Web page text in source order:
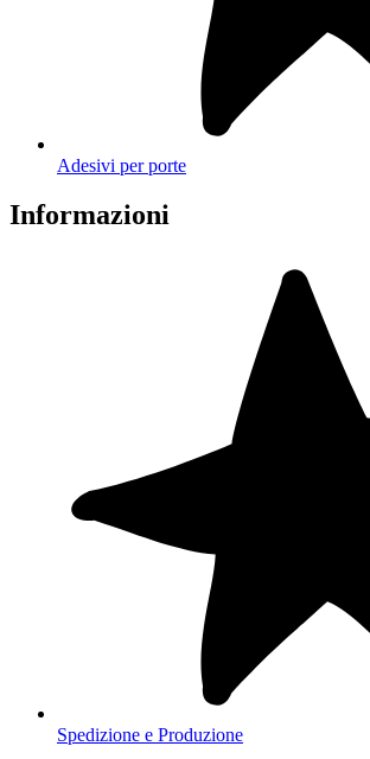
Adesivi per porte
Informazioni
Spedizione e Produzione